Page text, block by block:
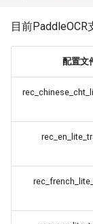
目前PaddleOCR
配置文